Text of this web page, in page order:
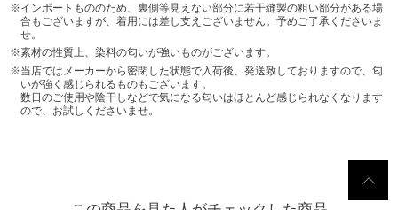
インポートもののため、裏側等見えない部分に若干縫製の粗い部分がある場
合もございますが、着用には差し支えございません。予めご了承くださいま
せ。
素材の性質上、染料の匂いが強いものがございます。
当店ではメーカーから密閉した状態で入荷後、発送致しておりますので、匂
いが強く感じられるものもございます。
数日のご使用や陰干しなどで気になる匂いはほとんど感じられなくなります
ので、お試しくださいませ。